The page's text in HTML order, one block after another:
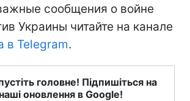
сообщения о войне
Украины читайте на канале
в Telegram.
головне! Підпишіться на
наші оновлення в Google!